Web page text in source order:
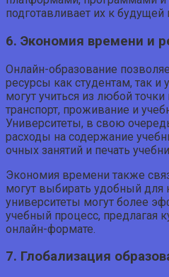
подготавливает их к
6. Экономия времени и
Онлайн-образование
ресурсы как студентам, так и
могут учиться из любой точки
транспорт, проживание и
Университеты, в свою
расходы на содержание
очных занятий и печать
Экономия времени также
могут выбирать удобный для
университеты могут более
учебный процесс, предлагая
онлайн-формате.
7. Глобализация